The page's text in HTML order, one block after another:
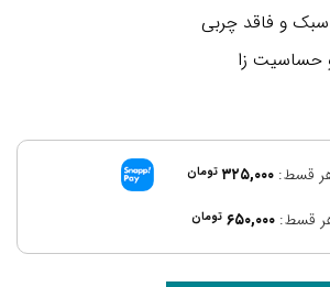
سبک و فاقد چربی
حساسیت زا
۳۲۵,۰۰۰ تومان
۶۵۰,۰۰۰ تومان